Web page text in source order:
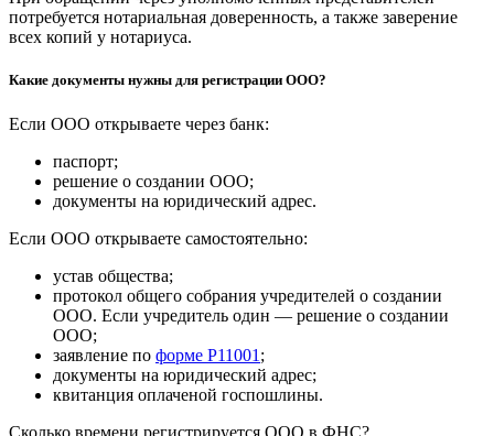
потребуется нотариальная доверенность, а также заверение
всех копий у нотариуса.
Какие документы нужны для регистрации ООО?
Если ООО открываете через банк:
паспорт;
решение о создании ООО;
документы на юридический адрес.
Если ООО открываете самостоятельно:
устав общества;
протокол общего собрания учредителей о создании
ООО. Если учредитель один — решение о создании
ООО;
заявление по форме Р11001 ;
документы на юридический адрес;
квитанция оплаченой госпошлины.
Сколько времени регистрируется ООО в ФНС?